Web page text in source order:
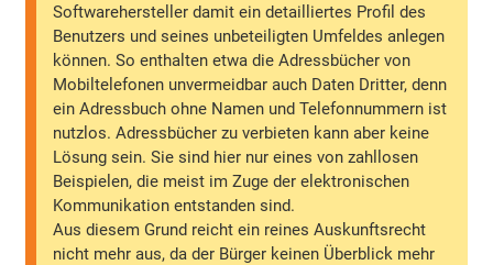
Softwarehersteller damit ein detailliertes Profil des
Benutzers und seines unbeteiligten Umfeldes anlegen
können. So enthalten etwa die Adressbücher von
Mobiltelefonen unvermeidbar auch Daten Dritter, denn
ein Adressbuch ohne Namen und Telefonnummern ist
nutzlos. Adressbücher zu verbieten kann aber keine
Lösung sein. Sie sind hier nur eines von zahllosen
Beispielen, die meist im Zuge der elektronischen
Kommunikation entstanden sind.
Aus diesem Grund reicht ein reines Auskunftsrecht
nicht mehr aus, da der Bürger keinen Überblick mehr